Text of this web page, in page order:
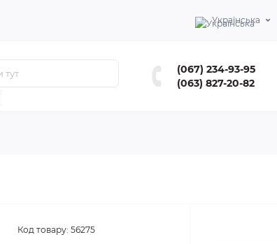
Українська
(067) 234-93-95
(063) 827-20-82
Код товару: 56275